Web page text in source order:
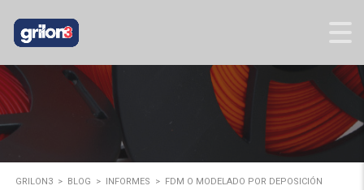
GRILON3 > BLOG > INFORMES > FDM O MODELADO POR DEPOSICIÓN